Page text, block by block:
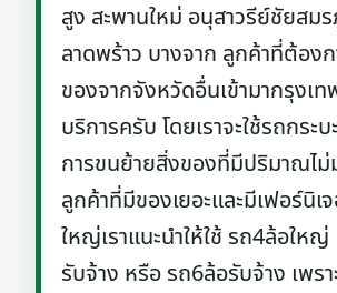
สูง สะพานใหม่ อนุสาวรีย์ชัยสม
ลาดพร้าว บางจาก ลูกค้าที่ต้อง
ของจากจังหวัดอื่นเข้ามากรุงเท
บริการครับ โดยเราจะใช้รถกระบ
การขนย้ายสิ่งของที่มีปริมาณไม่
ลูกค้าที่มีของเยอะและมีเฟอร์นิเ
ใหญ่เราแนะนำให้ใช้ รถ4ล้อใหญ่
รับจ้าง หรือ รถ6ล้อรับจ้าง เพร